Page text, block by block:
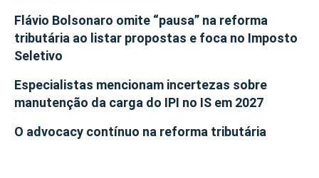
Flávio Bolsonaro omite “pausa” na reforma
tributária ao listar propostas e foca no Imposto
Seletivo
Especialistas mencionam incertezas sobre
manutenção da carga do IPI no IS em 2027
O advocacy contínuo na reforma tributária